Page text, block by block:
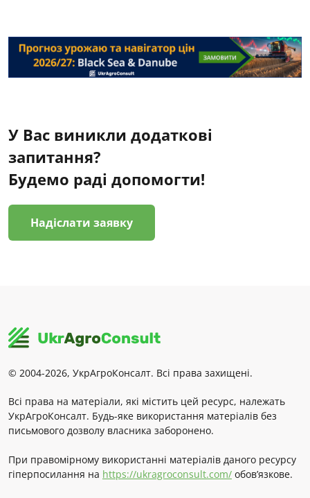
У Вас виникли додаткові
запитання?
Будемо раді допомогти!
Надіслати заявку
© 2004-2026, УкрАгроКонсалт. Всі права захищені.
Всі права на матеріали, які містить цей ресурс, належать
УкрАгроКонсалт. Будь-яке використання матеріалів без
письмового дозволу власника заборонено.
При правомірному використанні матеріалів даного ресурсу
гіперпосилання на https://ukragroconsult.com/ обов’язкове.